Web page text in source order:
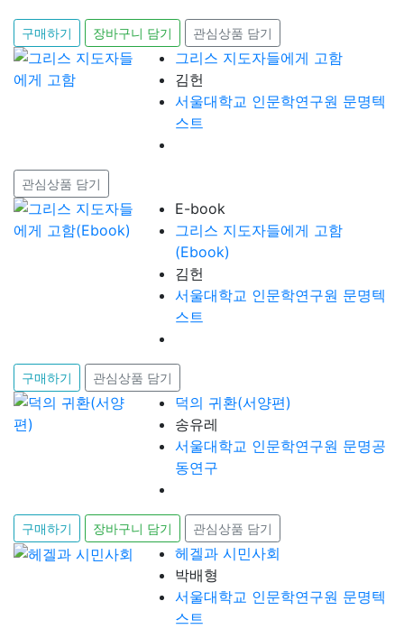
구매하기 장바구니 담기 관심상품 담기
그리스 지도자들에게 고함
김헌
서울대학교 인문학연구원 문명텍
스트
관심상품 담기
E-book
그리스 지도자들에게 고함
(Ebook)
김헌
서울대학교 인문학연구원 문명텍
스트
구매하기 관심상품 담기
덕의 귀환(서양편)
송유레
서울대학교 인문학연구원 문명공
동연구
구매하기 장바구니 담기 관심상품 담기
헤겔과 시민사회
박배형
서울대학교 인문학연구원 문명텍
스트